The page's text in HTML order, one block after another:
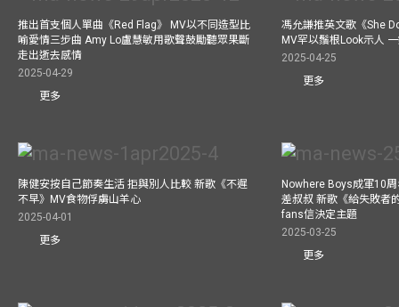
推出首支個人單曲《Red Flag》 MV以不同造型比
喻愛情三步曲 Amy Lo盧慧敏用歌聲鼓勵聽眾果斷
走出逝去感情
2025-04-29
更多
馮允謙推英文歌《She
MV罕以鬚根Look示人
2025-04-25
更多
陳健安按自己節奏生活 拒與別人比較 新歌《不遲
不早》MV食物俘虜山羊心
2025-04-01
更多
Nowhere Boys成軍10
差叔叔 新歌《給失敗者
fans信決定主題
2025-03-25
更多